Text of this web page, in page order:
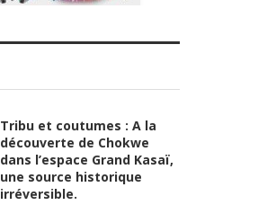
Tribu et coutumes : A la
découverte de Chokwe
dans l’espace Grand Kasaï,
une source historique
irréversible.